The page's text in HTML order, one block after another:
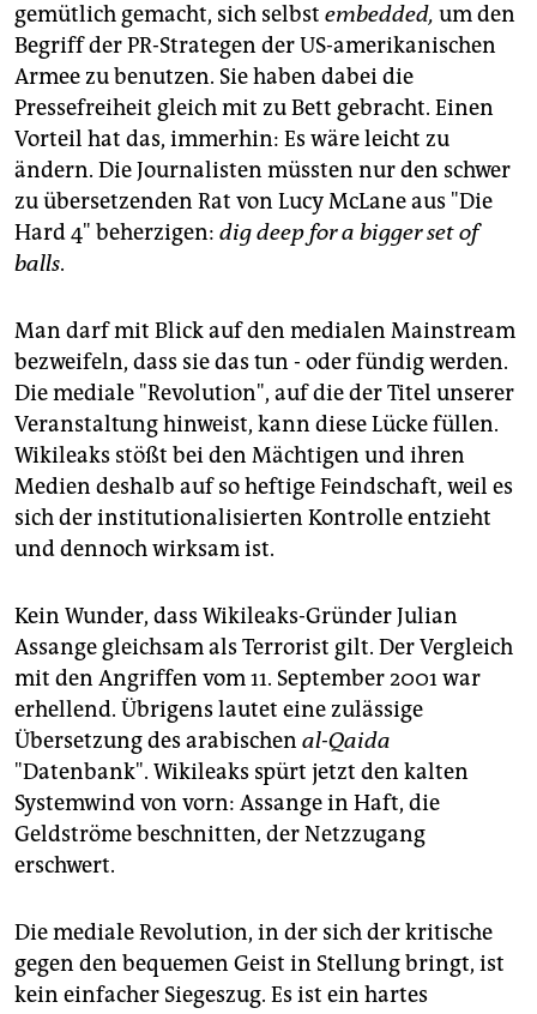
gemütlich gemacht, sich selbst embedded, um den
Begriff der PR-Strategen der US-amerikanischen
Armee zu benutzen. Sie haben dabei die
Pressefreiheit gleich mit zu Bett gebracht. Einen
Vorteil hat das, immerhin: Es wäre leicht zu
ändern. Die Journalisten müssten nur den schwer
zu übersetzenden Rat von Lucy McLane aus "Die
Hard 4" beherzigen: dig deep for a bigger set of
balls.
Man darf mit Blick auf den medialen Mainstream
bezweifeln, dass sie das tun - oder fündig werden.
Die mediale "Revolution", auf die der Titel unserer
Veranstaltung hinweist, kann diese Lücke füllen.
Wikileaks stößt bei den Mächtigen und ihren
Medien deshalb auf so heftige Feindschaft, weil es
sich der institutionalisierten Kontrolle entzieht
und dennoch wirksam ist.
Kein Wunder, dass Wikileaks-Gründer Julian
Assange gleichsam als Terrorist gilt. Der Vergleich
mit den Angriffen vom 11. September 2001 war
erhellend. Übrigens lautet eine zulässige
Übersetzung des arabischen al-Qaida
"Datenbank". Wikileaks spürt jetzt den kalten
Systemwind von vorn: Assange in Haft, die
Geldströme beschnitten, der Netzzugang
erschwert.
Die mediale Revolution, in der sich der kritische
gegen den bequemen Geist in Stellung bringt, ist
kein einfacher Siegeszug. Es ist ein hartes